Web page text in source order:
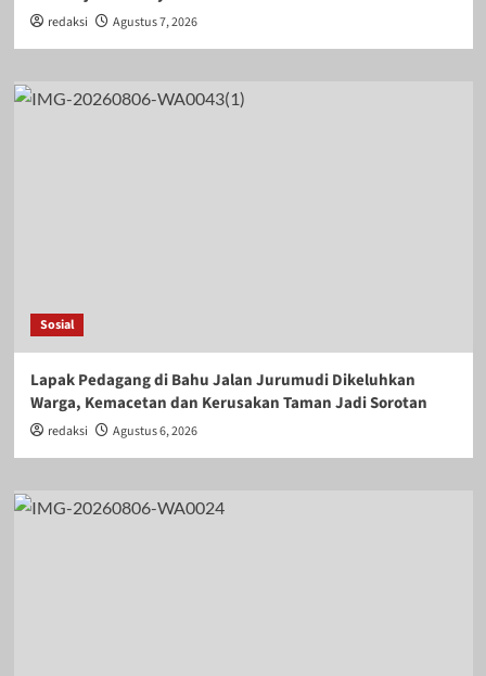
redaksi Agustus 7, 2026
Sosial
Lapak Pedagang di Bahu Jalan Jurumudi Dikeluhkan
Warga, Kemacetan dan Kerusakan Taman Jadi Sorotan
redaksi Agustus 6, 2026